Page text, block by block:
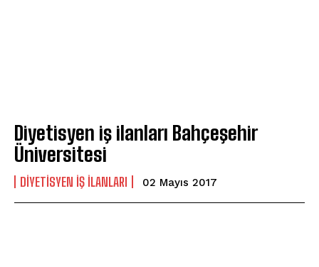
Diyetisyen iş ilanları Bahçeşehir
Üniversitesi
DIYETISYEN İŞ İLANLARI 02 Mayıs 2017